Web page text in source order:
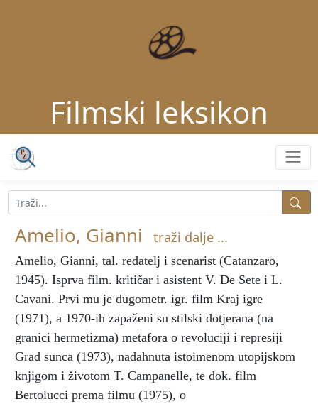
Filmski leksikon
Amelio, Gianni traži dalje ...
Amelio, Gianni, tal. redatelj i scenarist (Catanzaro,
1945). Isprva film. kritičar i asistent V. De Sete i L.
Cavani. Prvi mu je dugometr. igr. film Kraj igre
(1971), a 1970-ih zapaženi su stilski dotjerana (na
granici hermetizma) metafora o revoluciji i represiji
Grad sunca (1973), nadahnuta istoimenom utopijskom
knjigom i životom T. Campanelle, te dok. film
Bertolucci prema filmu (1975), o